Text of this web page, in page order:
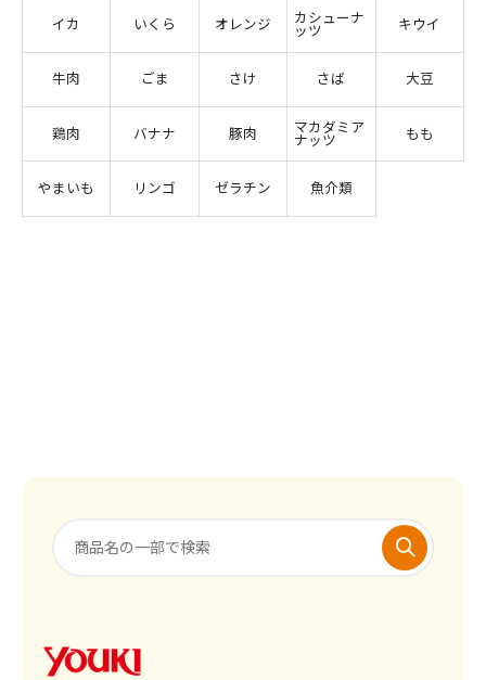
イカ いくら オレンジ
カシューナ
ッツ
キウイ
牛肉 ごま さけ さば 大豆
鶏肉 バナナ 豚肉
マカダミア
ナッツ
もも
やまいも リンゴ ゼラチン 魚介類